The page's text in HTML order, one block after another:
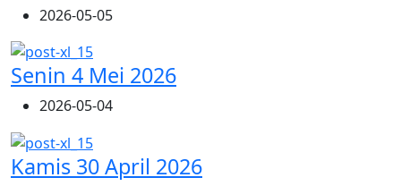
2026-05-05
Senin 4 Mei 2026
2026-05-04
Kamis 30 April 2026